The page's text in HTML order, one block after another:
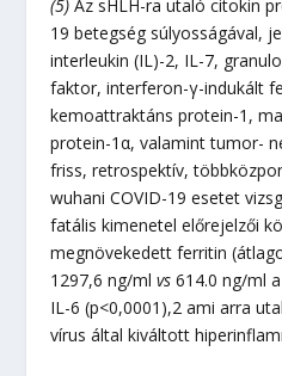
(5) Az sHLH-ra utaló citokin
19 betegség súlyosságával,
interleukin (IL)-2, IL-7,
faktor, interferon-γ-indukált
kemoattraktáns protein-1,
protein-1α, valamint tumor-
friss, retrospektív,
wuhani COVID-19 esetet
fatális kimenetel előrejelzői
megnövekedett ferritin
1297,6 ng/mlvs614.0 ng/ml
IL-6 (p<0,0001),2 ami arra
vírus által kiváltott